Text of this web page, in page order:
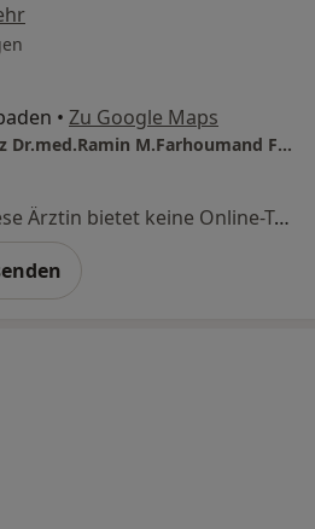
• Zu Google Maps
Privatpraxis Promediz Dr.med.Ramin M.Farhoumand Facharzt für Allgem. Chirurgie
Dieser Arzt bzw. diese Ärztin bietet keine Online-Terminbuchung an diesem Standort an.